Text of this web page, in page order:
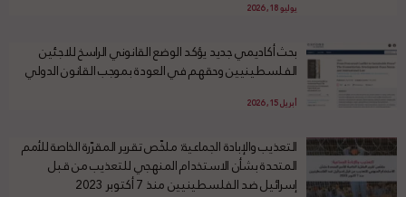
يوليو 18, 2026
بحث أكاديمي جديد يؤكد الوضع القانوني الراسخ للاجئين
الفلسطينيين وحقهم في العودة بموجب القانون الدولي
أبريل 15, 2026
التعذيب والإبادة الجماعية: ملخّص تقرير المقرّرة الخاصة للأمم
المتحدة بشأن الاستخدام المنهجي للتعذيب من قبل
إسرائيل ضد الفلسطينيين منذ 7 أكتوبر 2023